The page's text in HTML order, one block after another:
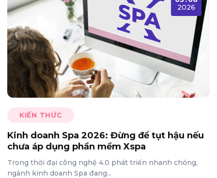
KIẾN THỨC
Kinh doanh Spa 2026: Đừng để tụt hậu nếu
chưa áp dụng phần mềm Xspa
Trong thời đại công nghệ 4.0 phát triển nhanh chóng,
ngành kinh doanh Spa đang...
2026